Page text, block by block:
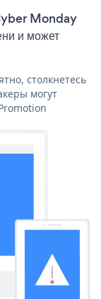
Monday
и может
столкнетесь
могут